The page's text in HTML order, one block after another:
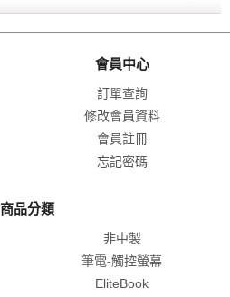
會員中心
訂單查詢
修改會員資料
會員註冊
忘記密碼
商品分類
非中製
筆電-觸控螢幕
EliteBook